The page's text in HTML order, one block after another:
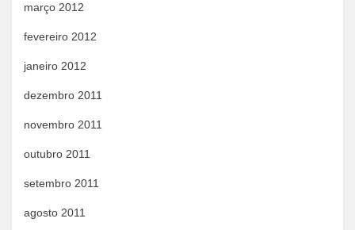
março 2012
fevereiro 2012
janeiro 2012
dezembro 2011
novembro 2011
outubro 2011
setembro 2011
agosto 2011